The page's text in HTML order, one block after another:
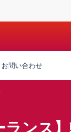
お問い合わせ
ンス